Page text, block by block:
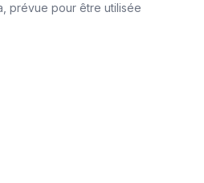
prévue pour être utilisée